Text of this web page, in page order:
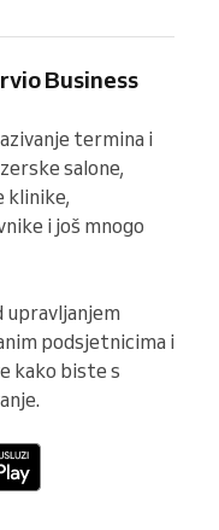
Business
termina i
salone,
klinike,
i još mnogo
upravljanjem
podsjetnicima i
kako biste s